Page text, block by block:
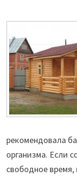
рекомендовала
организма. Если
свободное